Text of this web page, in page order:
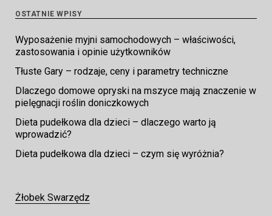
OSTATNIE WPISY
Wyposażenie myjni samochodowych – właściwości,
zastosowania i opinie użytkowników
Tłuste Gary – rodzaje, ceny i parametry techniczne
Dlaczego domowe opryski na mszyce mają znaczenie w
pielęgnacji roślin doniczkowych
Dieta pudełkowa dla dzieci – dlaczego warto ją
wprowadzić?
Dieta pudełkowa dla dzieci – czym się wyróżnia?
Żłobek Swarzędz